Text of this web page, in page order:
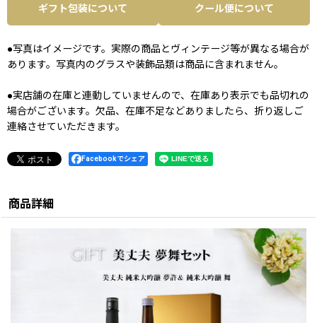
ギフト包装について クール便について
●写真はイメージです。実際の商品とヴィンテージ等が異なる場合が
あります。写真内のグラスや装飾品類は商品に含まれません。
●実店舗の在庫と連動していませんので、在庫あり表示でも品切れの
場合がございます。欠品、在庫不足などありましたら、折り返しご
連絡させていただきます。
Facebookでシェア
商品詳細